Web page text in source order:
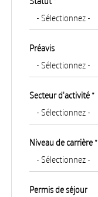
Préavis
Secteur d'activité *
Niveau de carrière *
Permis de séjour